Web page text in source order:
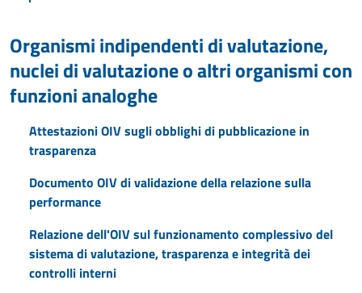
Organismi indipendenti di valutazione,
nuclei di valutazione o altri organismi con
funzioni analoghe
Attestazioni OIV sugli obblighi di pubblicazione in
trasparenza
Documento OIV di validazione della relazione sulla
performance
Relazione dell'OIV sul funzionamento complessivo del
sistema di valutazione, trasparenza e integrità dei
controlli interni